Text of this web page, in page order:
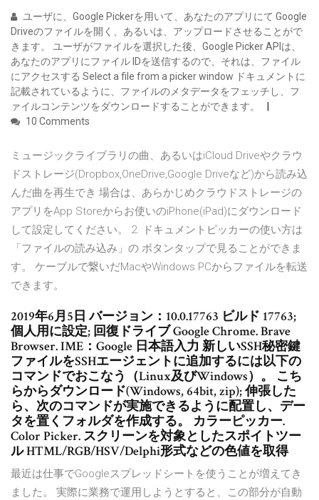
ユーザに、Google Pickerを用いて、あなたのアプリにて Google
Driveのファイルを開く、あるいは、アップロードさせることがで
きます。 ユーザがファイルを選択した後、Google Picker APIは、
あなたのアプリにファイル IDを送信するので、それは、ファイル
にアクセスする Select a file from a picker window ドキュメントに
記載されているように、ファイルのメタデータをフェッチし、フ
ァイルコンテンツをダウンロードすることができます。
10 Comments
ミュージックライブラリの曲、あるいはiCloud Driveやクラウ
ドストレージ(Dropbox,OneDrive,Google Driveなど)から読み込
んだ曲を再生でき 場合は、あらかじめクラウドストレージの
アプリをApp Storeからお使いのiPhone(iPad)にダウンロード
して設定してください。 2. ドキュメントピッカーの使い方は
「ファイルの読み込み」の ボタンタップで見ることができま
す。 ケーブルで繋いだMacやWindows PCからファイルを転送
できます。
2019年6月5日 バージョン：10.0.17763 ビルド 17763;
個人用に設定; 回復ドライブ Google Chrome. Brave
Browser. IME：Google 日本語入力 新しいSSH秘密鍵
ファイルをSSHエージェントに追加するには以下の
コマンドでおこなう（Linux及びWindows）。 こち
らからダウンロード(Windows, 64bit, zip); 伸張した
ら、次のコマンドが実施できるように配置し、デー
タを置くフォルダを作成する。 カラーピッカー.
Color Picker. スクリーンを対象としたスポイトツー
ル HTML/RGB/HSV/Delphi形式などの色値を取得
最近は仕事でGoogleスプレッドシートを使うことが増えてき
ました。 実際に業務で運用しようとすると、この部分が自動